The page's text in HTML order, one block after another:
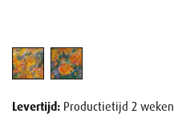
Levertijd: Productietijd 2 weken